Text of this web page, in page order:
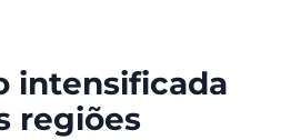
intensificada
regiões